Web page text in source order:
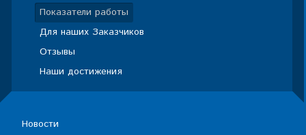
Показатели работы
Для наших Заказчиков
Отзывы
Наши достижения
Новости